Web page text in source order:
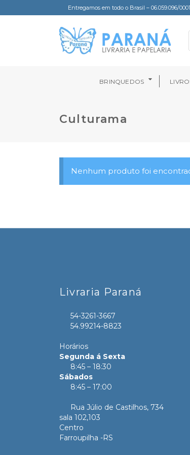
Entregamos em todo o Brasil – 06.059.096/
BRINQUEDOS
Culturama
Nenhum produto foi
Livraria Paraná
54-3261-3667
54.99214-8823
Horários
Segunda á Sexta
8:45 – 18:30
Sábados
8:45 – 17:00
Rua Júlio de Castilhos, 734
sala 102,103
Centro
Farroupilha -RS